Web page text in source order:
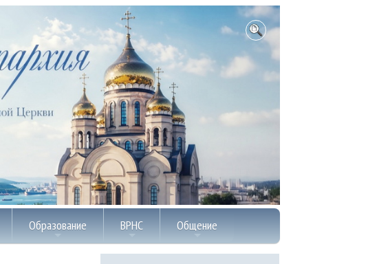
Образование ВРНС Общение